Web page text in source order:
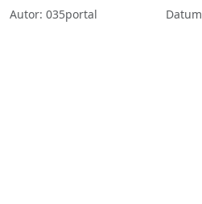
Autor: 035portal